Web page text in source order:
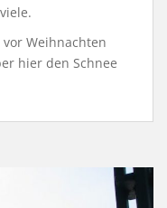
Weihnachten
hier den Schnee